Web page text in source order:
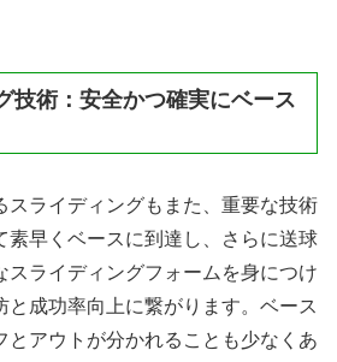
技術：安全かつ確実にベース
スライディングもまた、重要な技術
素早くベースに到達し、さらに送球
スライディングフォームを身につけ
と成功率向上に繋がります。ベース
とアウトが分かれることも少なくあ